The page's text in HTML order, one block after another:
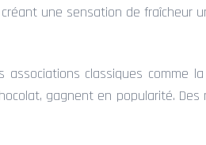
une sensation de fraîcheur
classiques comme
gagnent en popularité. Des